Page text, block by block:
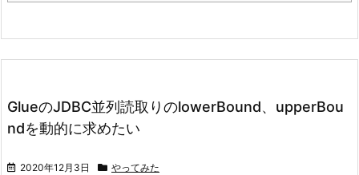
GlueのJDBC並列読取りのlowerBound、upperBou
ndを動的に求めたい
2020年12月3日 やってみた